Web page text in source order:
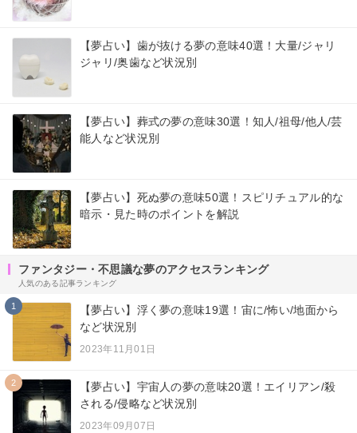
【夢占い】歯が抜ける夢の意味40選！大量/ジャリ
ジャリ/奥歯など状況別
【夢占い】葬式の夢の意味30選！知人/祖母/他人/芸
能人など状況別
【夢占い】死ぬ夢の意味50選！スピリチュアル的な
暗示・見た時のポイントを解説
ファンタジー・不思議な夢のアクセスランキング
人気のある記事ランキング
1
【夢占い】浮く夢の意味19選！宙に/怖い/地面から
など状況別
2023年11月01日
2
【夢占い】宇宙人の夢の意味20選！エイリアン/殺
される/侵略など状況別
2023年09月07日